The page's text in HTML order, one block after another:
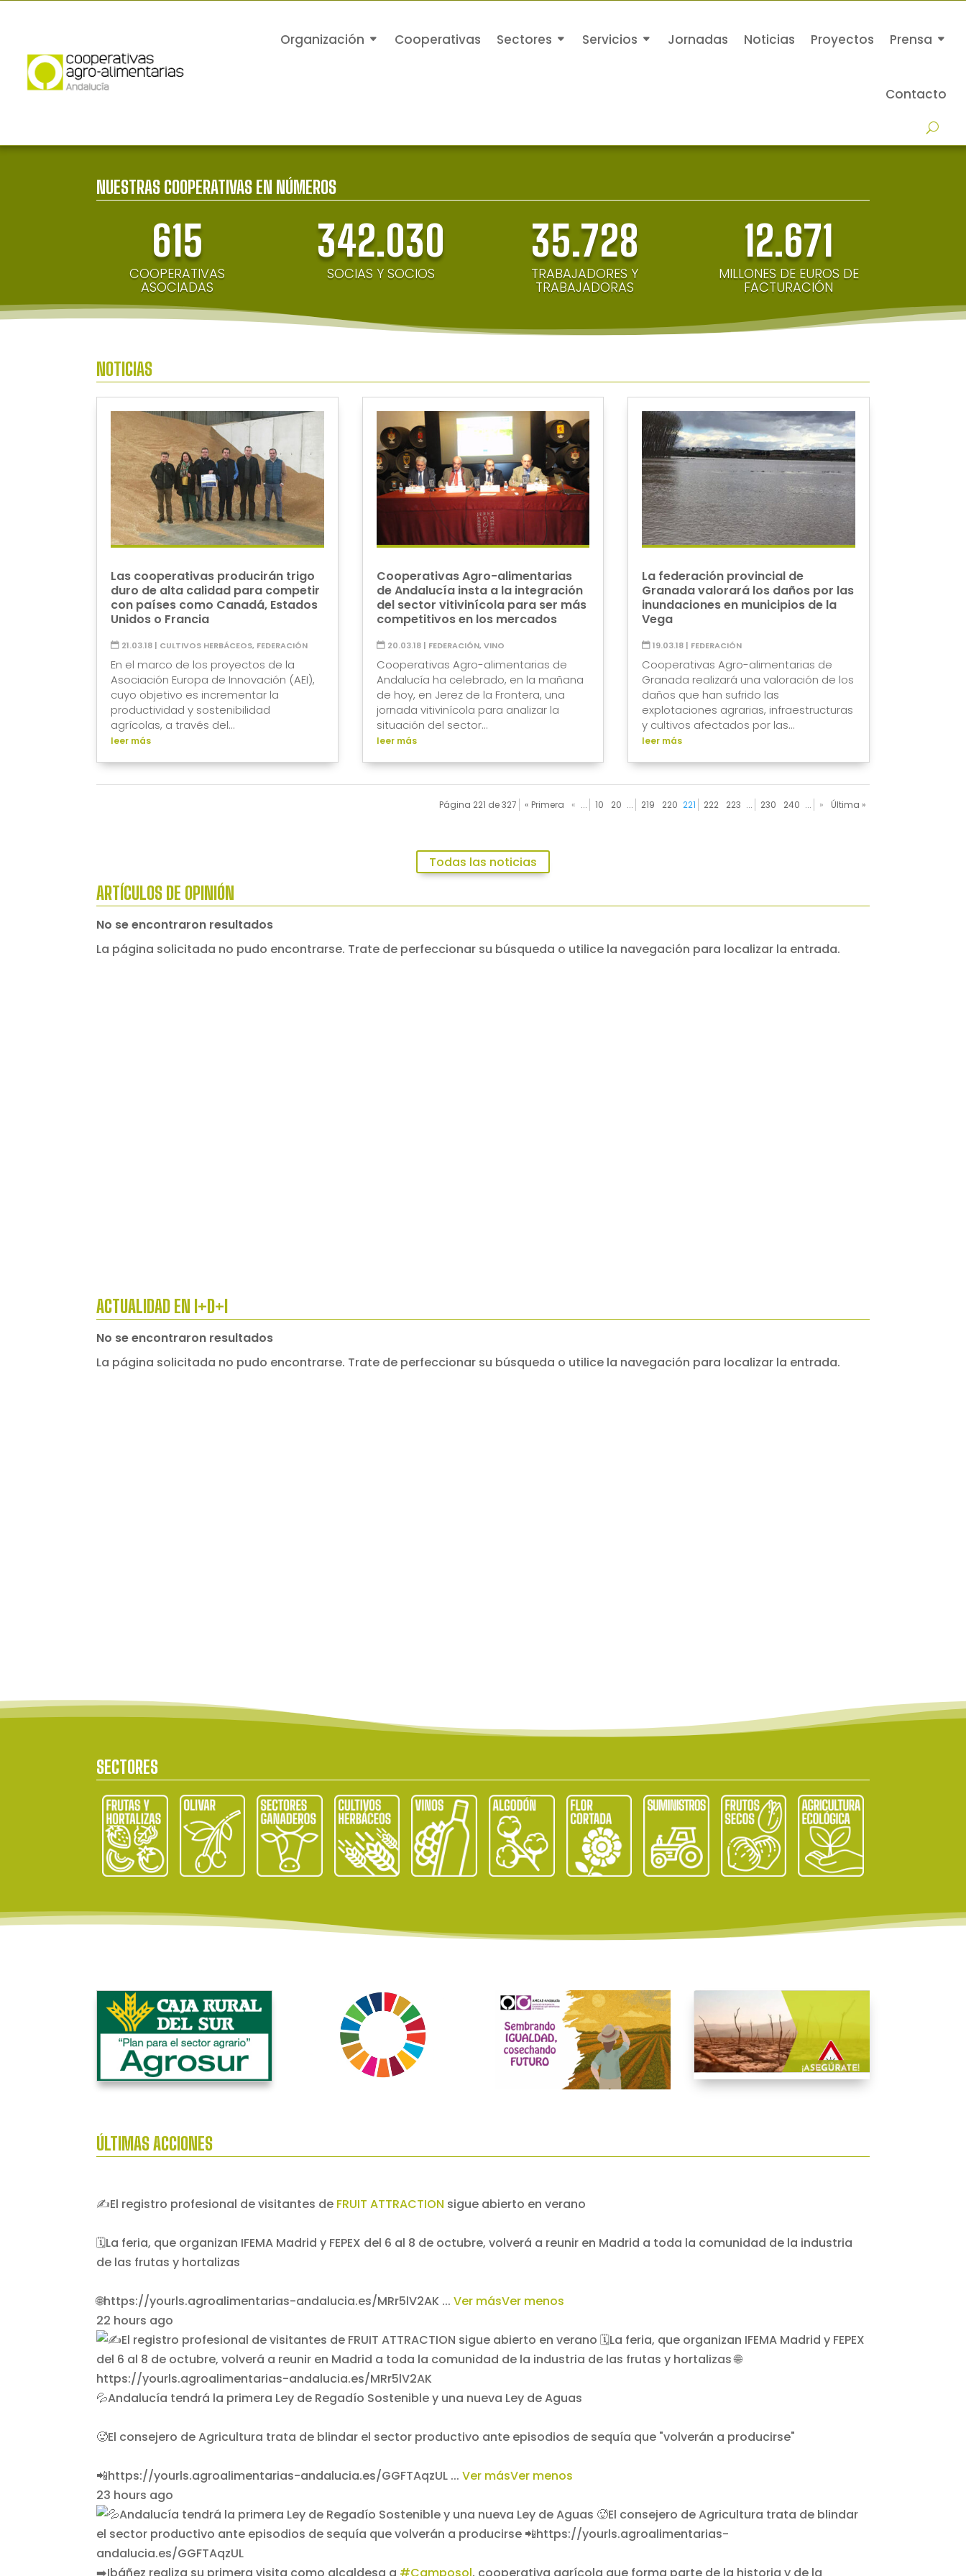
Organización Cooperativas Sectores Servicios Jornadas Noticias Proyectos Prensa
Contacto
NUESTRAS COOPERATIVAS EN NÚMEROS
615
COOPERATIVAS
ASOCIADAS
342.030
SOCIAS Y SOCIOS
35.728
TRABAJADORES Y
TRABAJADORAS
12.671
MILLONES DE EUROS DE
FACTURACIÓN
NOTICIAS
Las cooperativas producirán trigo
duro de alta calidad para competir
con países como Canadá, Estados
Unidos o Francia
21.03.18 | CULTIVOS HERBÁCEOS, FEDERACIÓN
En el marco de los proyectos de la
Asociación Europa de Innovación (AEI),
cuyo objetivo es incrementar la
productividad y sostenibilidad
agrícolas, a través del...
leer más
Cooperativas Agro-alimentarias
de Andalucía insta a la integración
del sector vitivinícola para ser más
competitivos en los mercados
20.03.18| FEDERACIÓN, VINO
Cooperativas Agro-alimentarias de
Andalucía ha celebrado, en la mañana
de hoy, en Jerez de la Frontera, una
jornada vitivinícola para analizar la
situación del sector...
leer más
La federación provincial de
Granada valorará los daños por las
inundaciones en municipios de la
Vega
19.03.18| FEDERACIÓN
Cooperativas Agro-alimentarias de
Granada realizará una valoración de los
daños que han sufrido las
explotaciones agrarias, infraestructuras
y cultivos afectados por las...
leer más
Página 221 de 327 « Primera « ... 10 20 ... 219 220 221 222 223 ... 230 240 ... » Última »
Todas las noticias
ARTÍCULOS DE OPINIÓN
No se encontraron resultados
La página solicitada no pudo encontrarse. Trate de perfeccionar su búsqueda o utilice la navegación para localizar la entrada.
ACTUALIDAD EN I+D+I
No se encontraron resultados
La página solicitada no pudo encontrarse. Trate de perfeccionar su búsqueda o utilice la navegación para localizar la entrada.
SECTORES
ÚLTIMAS ACCIONES
✍️El registro profesional de visitantes de FRUIT ATTRACTION sigue abierto en verano
🗓️La feria, que organizan IFEMA Madrid y FEPEX del 6 al 8 de octubre, volverá a reunir en Madrid a toda la comunidad de la industria
de las frutas y hortalizas
🌐https://yourls.agroalimentarias-andalucia.es/MRr5lV2AK ...Ver másVer menos
22 hours ago
💦Andalucía tendrá la primera Ley de Regadío Sostenible y una nueva Ley de Aguas
🥵El consejero de Agricultura trata de blindar el sector productivo ante episodios de sequía que "volverán a producirse"
📲https://yourls.agroalimentarias-andalucia.es/GGFTAqzUL ...Ver másVer menos
23 hours ago
➡️Ibáñez realiza su primera visita como alcaldesa a #Camposol, cooperativa agrícola que forma parte de la historia y de la